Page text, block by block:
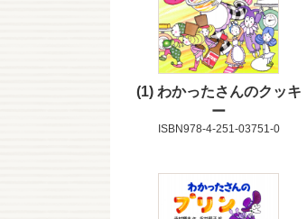
1 わかったさんのクッキ
ー
ISBN978-4-251-03751-0